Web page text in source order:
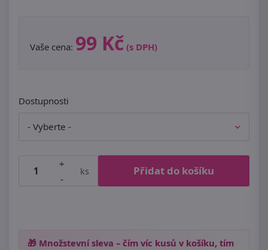
Vaše cena: 99 Kč (s DPH)
Dostupnosti
+
-
ks Přidat do košíku
🎁 Množstevní sleva – čím víc kusů v košíku, tím